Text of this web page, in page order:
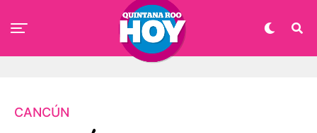
CANCÚN